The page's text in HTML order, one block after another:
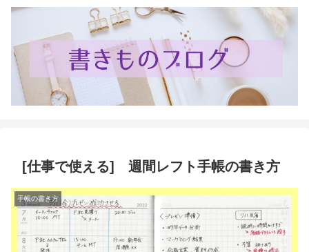
[仕事で使える] 週間レフト手帳の書き方
手帳の書き方